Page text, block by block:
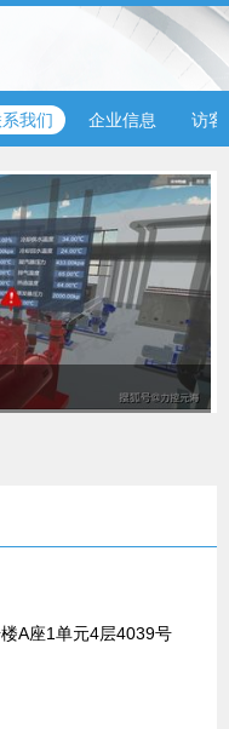
我们 企业信息 访客
A座1单元4层4039号